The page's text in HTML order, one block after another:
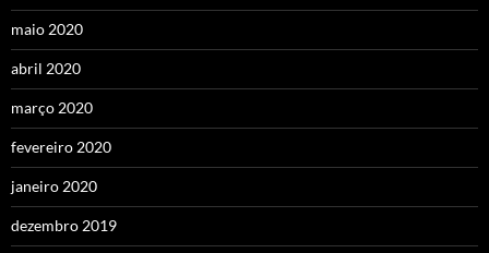
maio 2020
abril 2020
março 2020
fevereiro 2020
janeiro 2020
dezembro 2019